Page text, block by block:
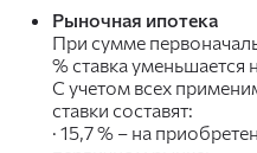
Рыночная ипотека
При сумме
% ставка уменьшается
С учетом всех
ставки составят:
· 15,7 % – на